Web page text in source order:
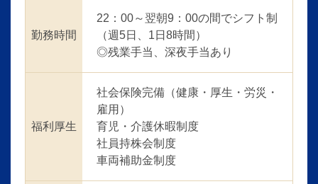
勤務時間
22：00～翌朝9：00の間でシフト制
（週5日、1日8時間）
◎残業手当、深夜手当あり
福利厚生
社会保険完備（健康・厚生・労災・
雇用）
育児・介護休暇制度
社員持株会制度
車両補助金制度